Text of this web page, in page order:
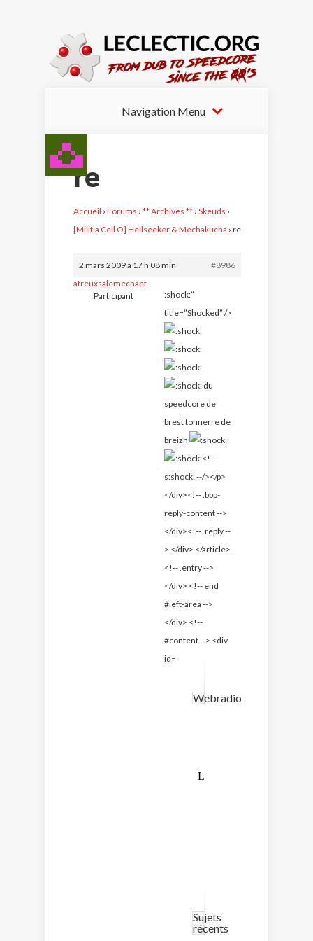
Navigation Menu
re
Accueil › Forums › ** Archives ** › Skeuds ›
[Militia Cell O] Hellseeker & Mechakucha › re
2 mars 2009 à 17 h 08 min
#8986
afreuxsalemechant
Participant
:shock:”
title=”Shocked” />
du
speedcore de
brest tonnerre de
breizh
Webradio
Sujets
récents